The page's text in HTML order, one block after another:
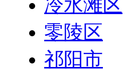
冷水滩区
零陵区
祁阳市